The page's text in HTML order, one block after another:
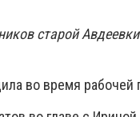
старой
во время рабочей